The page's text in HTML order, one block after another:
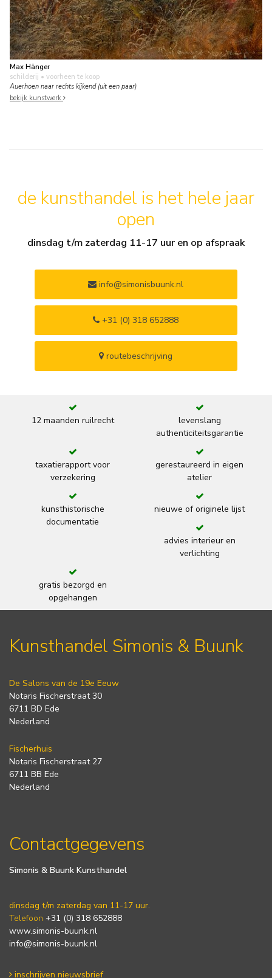
Max Hänger
schilderij • voorheen te koop
Auerhoen naar rechts kijkend (uit een paar)
bekijk kunstwerk
de kunsthandel is het hele jaar
open
dinsdag t/m zaterdag 11-17 uur en op afspraak
info@simonisbuunk.nl
+31 (0) 318 652888
routebeschrijving
12 maanden ruilrecht
levenslang
authenticiteitsgarantie
taxatierapport voor
verzekering
gerestaureerd in eigen
atelier
kunsthistorische
documentatie
nieuwe of originele lijst
advies interieur en
verlichting
gratis bezorgd en
opgehangen
Kunsthandel Simonis & Buunk
De Salons van de 19e Eeuw
Notaris Fischerstraat 30
6711 BD Ede
Nederland
Fischerhuis
Notaris Fischerstraat 27
6711 BB Ede
Nederland
Contactgegevens
Simonis & Buunk Kunsthandel
dinsdag t/m zaterdag van 11-17 uur.
Telefoon +31 (0) 318 652888
www.simonis-buunk.nl
info@simonis-buunk.nl
inschrijven nieuwsbrief